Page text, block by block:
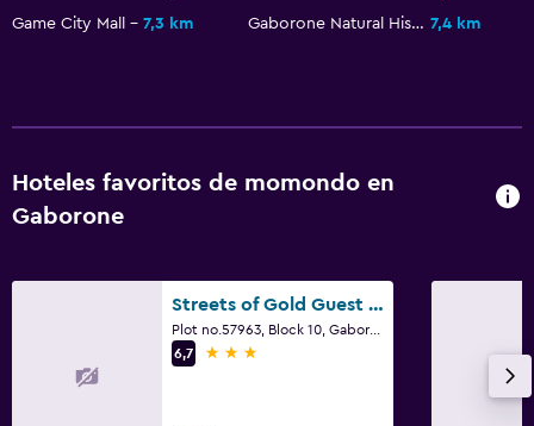
Game City Mall
7,3 km Gaborone Natural History Museum 7,4 km
Hoteles favoritos de momondo en
Gaborone
Streets of Gold Guest House
Plot no.57963, Block 10, Gaborone
6,7
3 estrellas